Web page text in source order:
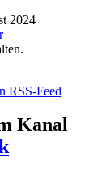
2024
RSS-Feed
Kanal